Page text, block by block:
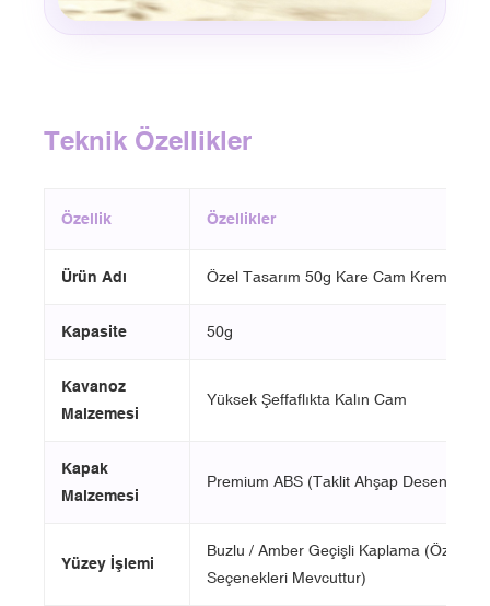
Teknik Özellikler
Özellik Özellikler
Ürün Adı Özel Tasarım 50g Kare Cam Krema
Kapasite 50g
Kavanoz
Malzemesi
Yüksek Şeffaflıkta Kalın Cam
Kapak
Malzemesi
Premium ABS (Taklit Ahşap Desenli
Yüzey İşlemi
Buzlu / Amber Geçişli Kaplama (Özel
Seçenekleri Mevcuttur)